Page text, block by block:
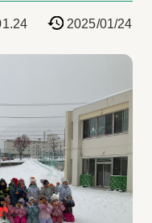
2025/01/24